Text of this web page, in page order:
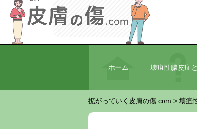
ホーム 壊疽性膿皮症
拡がっていく皮膚の傷.com > 壊疽